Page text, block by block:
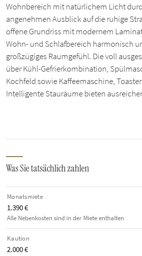
Wohnbereich mit natürlichem Licht
angenehmen Ausblick auf die ruhige
offene Grundriss mit modernem
Wohn- und Schlafbereich harmonisch
großzügiges Raumgefühl. Die voll
über Kühl-Gefrierkombination,
Kochfeld sowie Kaffeemaschine,
Intelligente Stauräume bieten
Was Sie tatsächlich zahlen
Monatsmiete
1.390 €
Alle Nebenkosten sind in der Miete enthalten
Kaution
2.000 €